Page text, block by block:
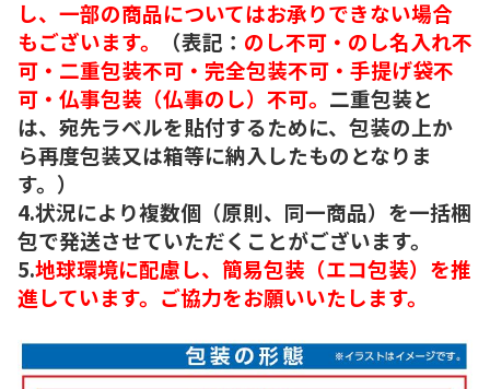
し、一部の商品についてはお承りできない場合
もございます。
（表記： のし不可・のし名入れ不
可・二重包装不可・完全包装不可・手提げ袋不
可・仏事包装（仏事のし）不可。 二重包装と
は、宛先ラベルを貼付するために、包装の上か
ら再度包装又は箱等に納入したものとなりま
す。）
4.状況により複数個（原則、同一商品）を一括梱
包で発送させていただくことがございます。
5.地球環境に配慮し、簡易包装（エコ包装）を推
進しています。ご協力をお願いいたします。